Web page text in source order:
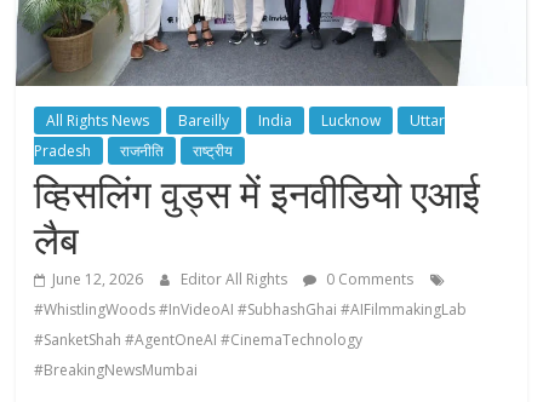
All Rights News Bareilly India Lucknow
Uttar
Pradesh
राजनीति राष्ट्रीय
व्हिसलिंग वुड्स में इनवीडियो एआई
लैब
June 12, 2026 Editor All Rights
0 Comments
#WhistlingWoods #InVideoAI #SubhashGhai #AIFilmmakingLab
#SanketShah #AgentOneAI #CinemaTechnology
#BreakingNewsMumbai